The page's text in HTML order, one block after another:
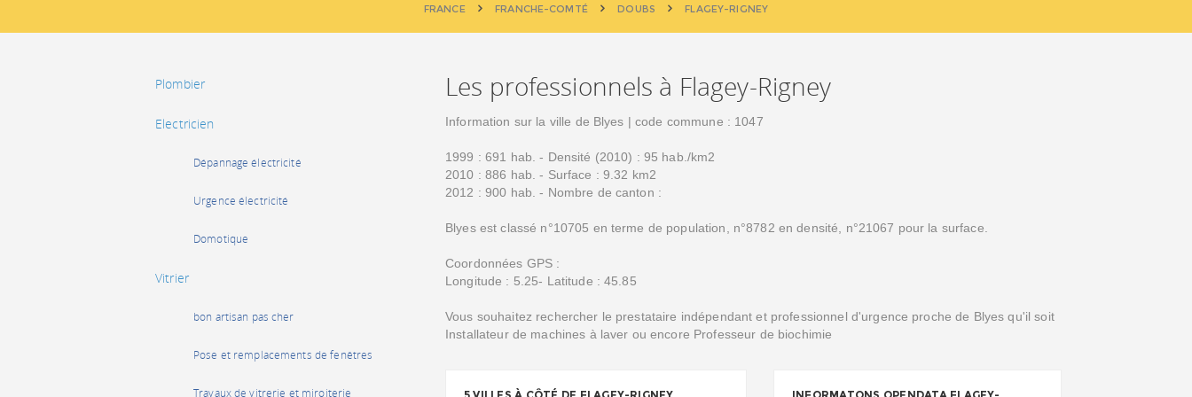
FRANCE FRANCHE-COMTÉ DOUBS FLAGEY-RIGNEY
Plombier
Electricien
Dépannage électricité
Urgence électricité
Domotique
Vitrier
bon artisan pas cher
Pose et remplacements de fenêtres
Travaux de vitrerie et miroiterie
Les professionnels à Flagey-Rigney
Information sur la ville de Blyes | code commune : 1047
1999 : 691 hab. - Densité (2010) : 95 hab./km2
2010 : 886 hab. - Surface : 9.32 km2
2012 : 900 hab. - Nombre de canton :
Blyes est classé n°10705 en terme de population, n°8782 en densité, n°21067 pour la surface.
Coordonnées GPS :
Longitude : 5.25- Latitude : 45.85
Vous souhaitez rechercher le prestataire indépendant et professionnel d'urgence proche de Blyes qu'il soit
Installateur de machines à laver ou encore Professeur de biochimie